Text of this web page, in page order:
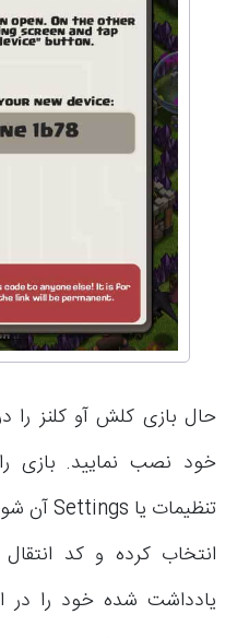
حال بازی کلش آو کلنز را
خود نصب نمایید. بازی
انتخاب کرده و کد
یادداشت شده خود را